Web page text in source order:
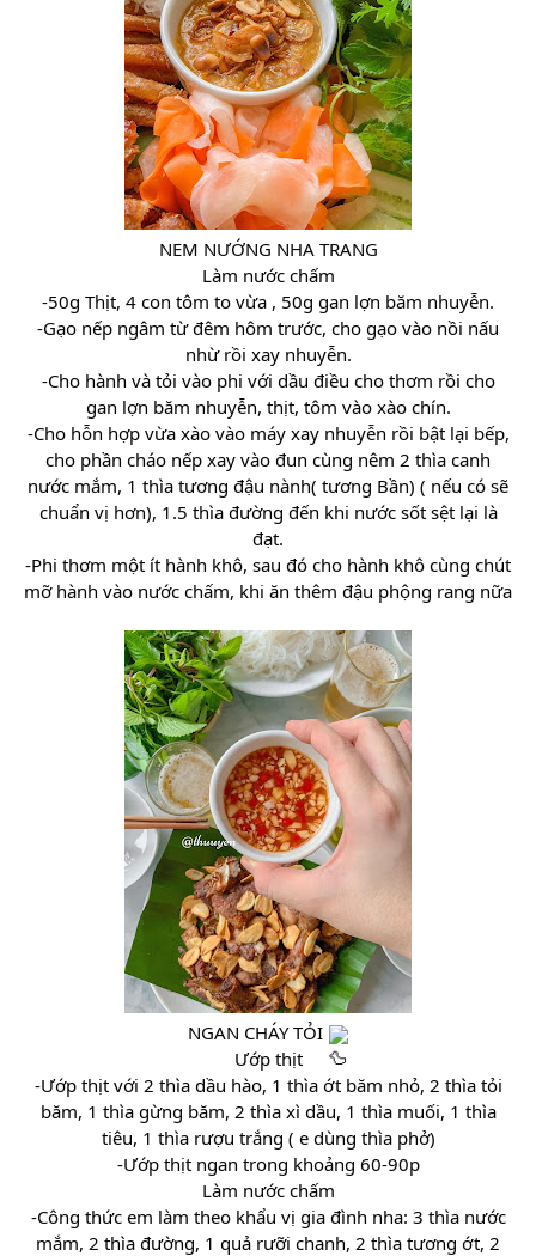
NEM NƯỚNG NHA TRANG
Làm nước chấm
-50g Thịt, 4 con tôm to vừa , 50g gan lợn băm nhuyễn.
-Gạo nếp ngâm từ đêm hôm trước, cho gạo vào nồi nấu
nhừ rồi xay nhuyễn.
-Cho hành và tỏi vào phi với dầu điều cho thơm rồi cho
gan lợn băm nhuyễn, thịt, tôm vào xào chín.
-Cho hỗn hợp vừa xào vào máy xay nhuyễn rồi bật lại bếp,
cho phần cháo nếp xay vào đun cùng nêm 2 thìa canh
nước mắm, 1 thìa tương đậu nành( tương Bần) ( nếu có sẽ
chuẩn vị hơn), 1.5 thìa đường đến khi nước sốt sệt lại là
đạt.
-Phi thơm một ít hành khô, sau đó cho hành khô cùng chút
mỡ hành vào nước chấm, khi ăn thêm đậu phộng rang nữa
NGAN CHÁY TỎI
Ướp thịt
-Ướp thịt với 2 thìa dầu hào, 1 thìa ớt băm nhỏ, 2 thìa tỏi
băm, 1 thìa gừng băm, 2 thìa xì dầu, 1 thìa muối, 1 thìa
tiêu, 1 thìa rượu trắng ( e dùng thìa phở)
-Ướp thịt ngan trong khoảng 60-90p
Làm nước chấm
-Công thức em làm theo khẩu vị gia đình nha: 3 thìa nước
mắm, 2 thìa đường, 1 quả rưỡi chanh, 2 thìa tương ớt, 2